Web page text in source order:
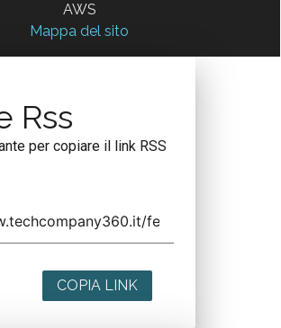
AWS
Mappa del sito
Rss
per copiare il link RSS
COPIA LINK